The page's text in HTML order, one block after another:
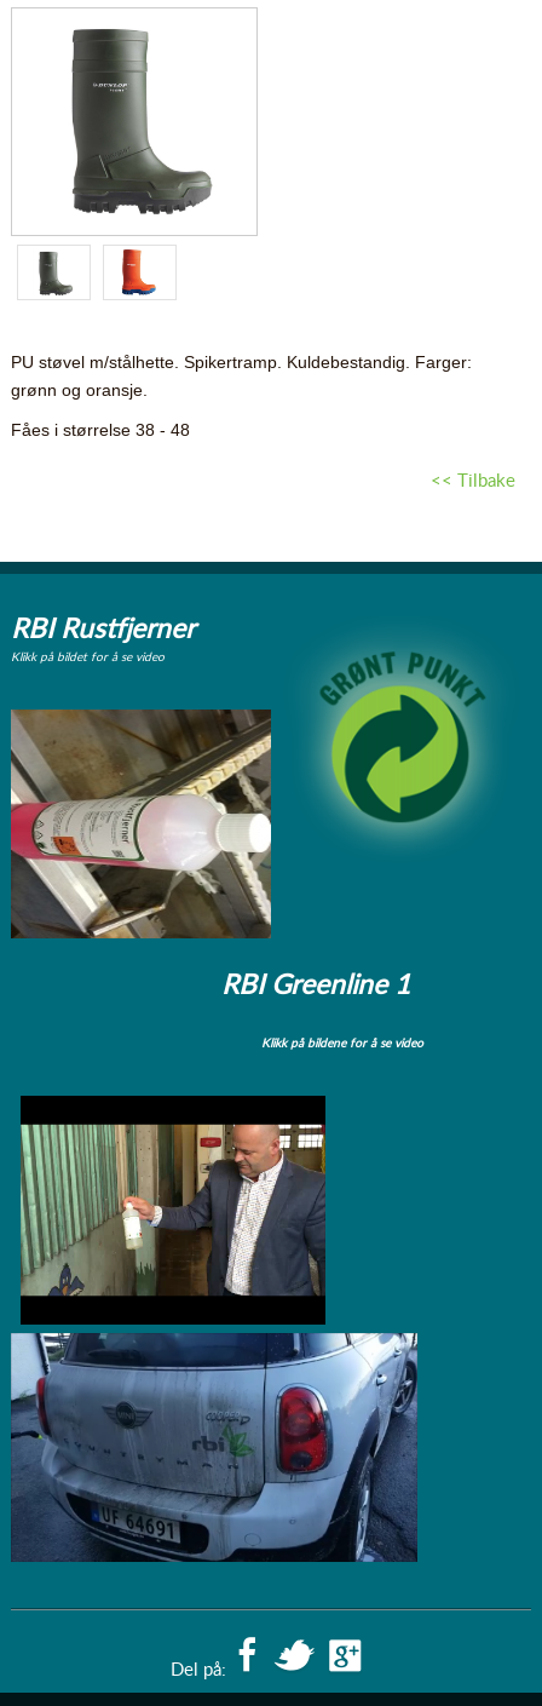
PU støvel m/stålhette. Spikertramp. Kuldebestandig. Farger:
grønn og oransje.
Fåes i størrelse 38 - 48
<< Tilbake
RBI Rustfjerner
Klikk på bildet for å se video
RBI Greenline 1
Klikk på bildene for å se video
Del på: